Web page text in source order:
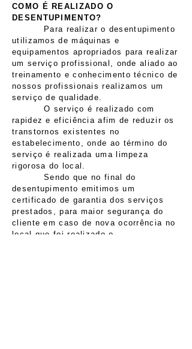
COMO É REALIZADO O
DESENTUPIMENTO?
Para realizar o desentupimento
utilizamos de máquinas e
equipamentos apropriados para realizar
um serviço profissional, onde aliado ao
treinamento e conhecimento técnico de
nossos profissionais realizamos um
serviço de qualidade.
O serviço é realizado com
rapidez e eficiência afim de reduzir os
transtornos existentes no
estabelecimento, onde ao término do
serviço é realizada uma limpeza
rigorosa do local.
Sendo que no final do
desentupimento emitimos um
certificado de garantia dos serviços
prestados, para maior segurança do
cliente em caso de nova ocorrência no
local que foi realizado o